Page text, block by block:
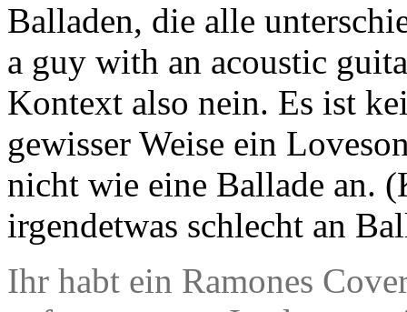
Balladen, die alle
a guy with an acoustic
Kontext also nein. Es ist
gewisser Weise ein
nicht wie eine Ballade an.
irgendetwas schlecht an
Ihr habt ein Ramones